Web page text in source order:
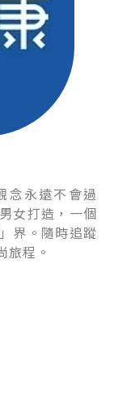
念永遠不會過
女打造，一個
界。隨時追蹤
旅程。